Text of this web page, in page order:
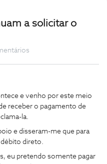
a solicitar o
e venho por este meio
receber o pagamento de
la.
e disseram-me que para
direto.
eu pretendo somente pagar